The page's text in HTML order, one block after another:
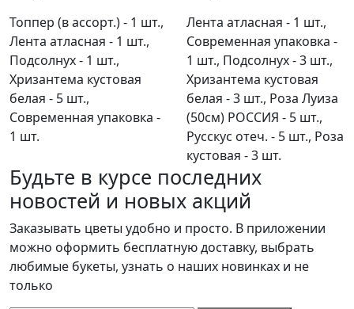
Топпер (в ассорт.) - 1 шт.,
Лента атласная - 1 шт.,
Подсолнух - 1 шт.,
Хризантема кустовая
белая - 5 шт.,
Современная упаковка -
1 шт.
Лента атласная - 1 шт.,
Современная упаковка -
1 шт., Подсолнух - 3 шт.,
Хризантема кустовая
белая - 3 шт., Роза Луиза
(50см) РОССИЯ - 5 шт.,
Русскус отеч. - 5 шт., Роза
кустовая - 3 шт.
Будьте в курсе последних
новостей и новых акций
Заказывать цветы удобно и просто. В приложении
можно оформить бесплатную доставку, выбрать
любимые букеты, узнать о наших новинках и не
только